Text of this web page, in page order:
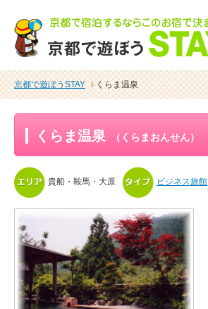
京都で遊ぼうSTAY くらま温泉
くらま温泉 （くらまおんせん）
貴船・鞍馬・大原 ビジネス旅館